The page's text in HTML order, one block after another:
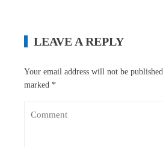
LEAVE A REPLY
Your email address will not be published.
marked *